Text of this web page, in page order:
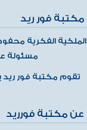
مكتبة فور ريد
الملكية الفكرية
مسئولة
تقوم مكتبة فور ريد
عن مكتبة فورريد